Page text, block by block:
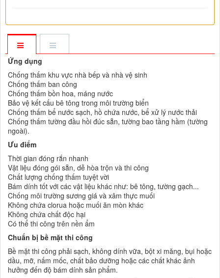
Ứng dụng
Chống thấm khu vực nhà bếp và nhà vệ sinh
Chống thấm ban công
Chống thấm bồn hoa, máng nước
Bảo vệ kết cấu bê tông trong môi trường biển
Chống thấm bể nước sạch, hồ chứa nước, bể xử lý nước thải
Chống thấm tường đầu hồi đúc sẵn, tường bao tầng hầm (tường
ngoài).
Ưu điểm
Thời gian đóng rắn nhanh
Vật liệu đóng gói sẵn, dễ hòa trộn và thi công
Chất lượng chống thấm tuyệt vời
Bám dính tốt với các vật liệu khác như: bê tông, tường gạch...
Chống môi trường sương giá và xâm thực muối
Không chứa clorua hoặc muối ăn mòn khác
Không chứa chất độc hại
Có thể thi công trên nền ẩm
Chuẩn bị bề mặt thi công
Bề mặt thi công phải sạch, không dính vữa, bột xi măng, bụi hoặc
dầu, mỡ, nấm mốc, chất bảo dưỡng hoặc các chất khác ảnh
hưởng đến độ bám dính sản phẩm.